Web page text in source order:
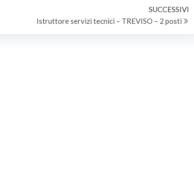
SUCCESSIVI
Istruttore servizi tecnici – TREVISO – 2 posti